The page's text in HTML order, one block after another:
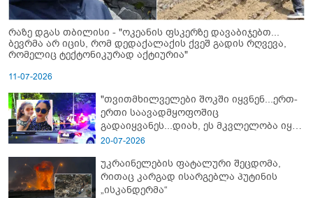
რაზე დგას თბილისი - "ოკეანის ფსკერზე დავაბიჯებთ...
ბევრმა არ იცის, რომ დედაქალაქის ქვეშ გადის რღვევა,
რომელიც ტექტონიკურად აქტიურია"
11-07-2026
"თვითმხილველები შოკში იყვნენ...ერთ-
ერთი საავადმყოფოშიც
გადაიყვანეს...დიახ, ეს მკვლელობა იყო"
- გორში დატრიალებული ტრაგედიის
20-07-2026
უკრაინელების ფატალური შეცდომა,
რითაც კარგად ისარგებლა პუტინის
„ისკანდერმა“